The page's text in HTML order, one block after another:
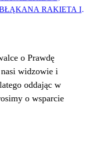
RAKIETA I
o Prawdę
widzowie i
oddając w
o wsparcie